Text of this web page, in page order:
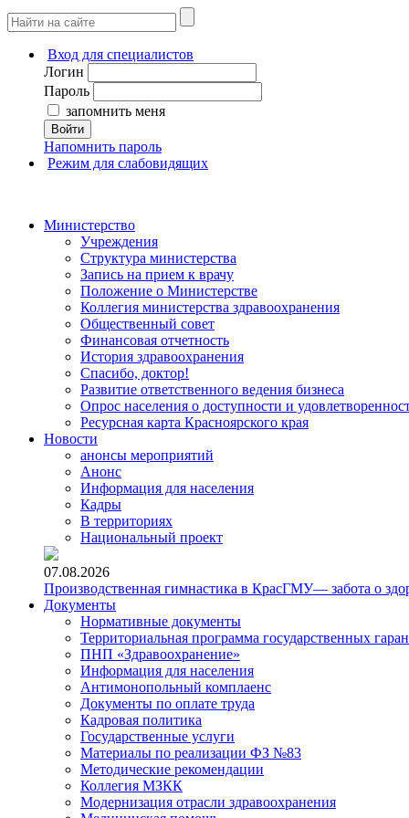
Вход для специалистов
Логин
Пароль
запомнить меня
Войти
Напомнить пароль
Режим для слабовидящих
Министерство
Учреждения
Структура министерства
Запись на прием к врачу
Положение о Министерстве
Коллегия министерства здравоохранения
Общественный совет
Финансовая отчетность
История здравоохранения
Спасибо, доктор!
Развитие ответственного ведения бизнеса
Опрос населения о доступности и
Ресурсная карта Красноярского края
Новости
анонсы мероприятий
Анонс
Информация для населения
Кадры
В территориях
Национальный проект
07.08.2026
Производственная гимнастика в КрасГМУ— забота о
Документы
Нормативные документы
Территориальная программа государственных
ПНП «Здравоохранение»
Информация для населения
Антимонопольный комплаенс
Документы по оплате труда
Кадровая политика
Государственные услуги
Материалы по реализации ФЗ №83
Методические рекомендации
Коллегия МЗКК
Модернизация отрасли здравоохранения